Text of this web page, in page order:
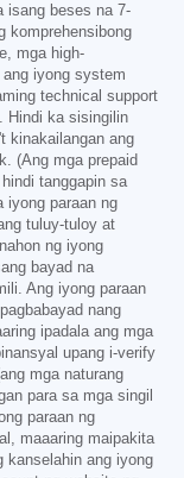
isang beses na 7-
komprehensibong
mga high-
ang iyong system
technical support
Hindi ka sisingilin
kinakailangan ang
(Ang mga prepaid
tanggapin sa
iyong paraan ng
tuluy-tuloy at
ng iyong
bayad na
Ang iyong paraan
nang
ipadala ang mga
upang i-verify
mga naturang
para sa mga singil
paraan ng
maaaring maipakita
kanselahin ang iyong